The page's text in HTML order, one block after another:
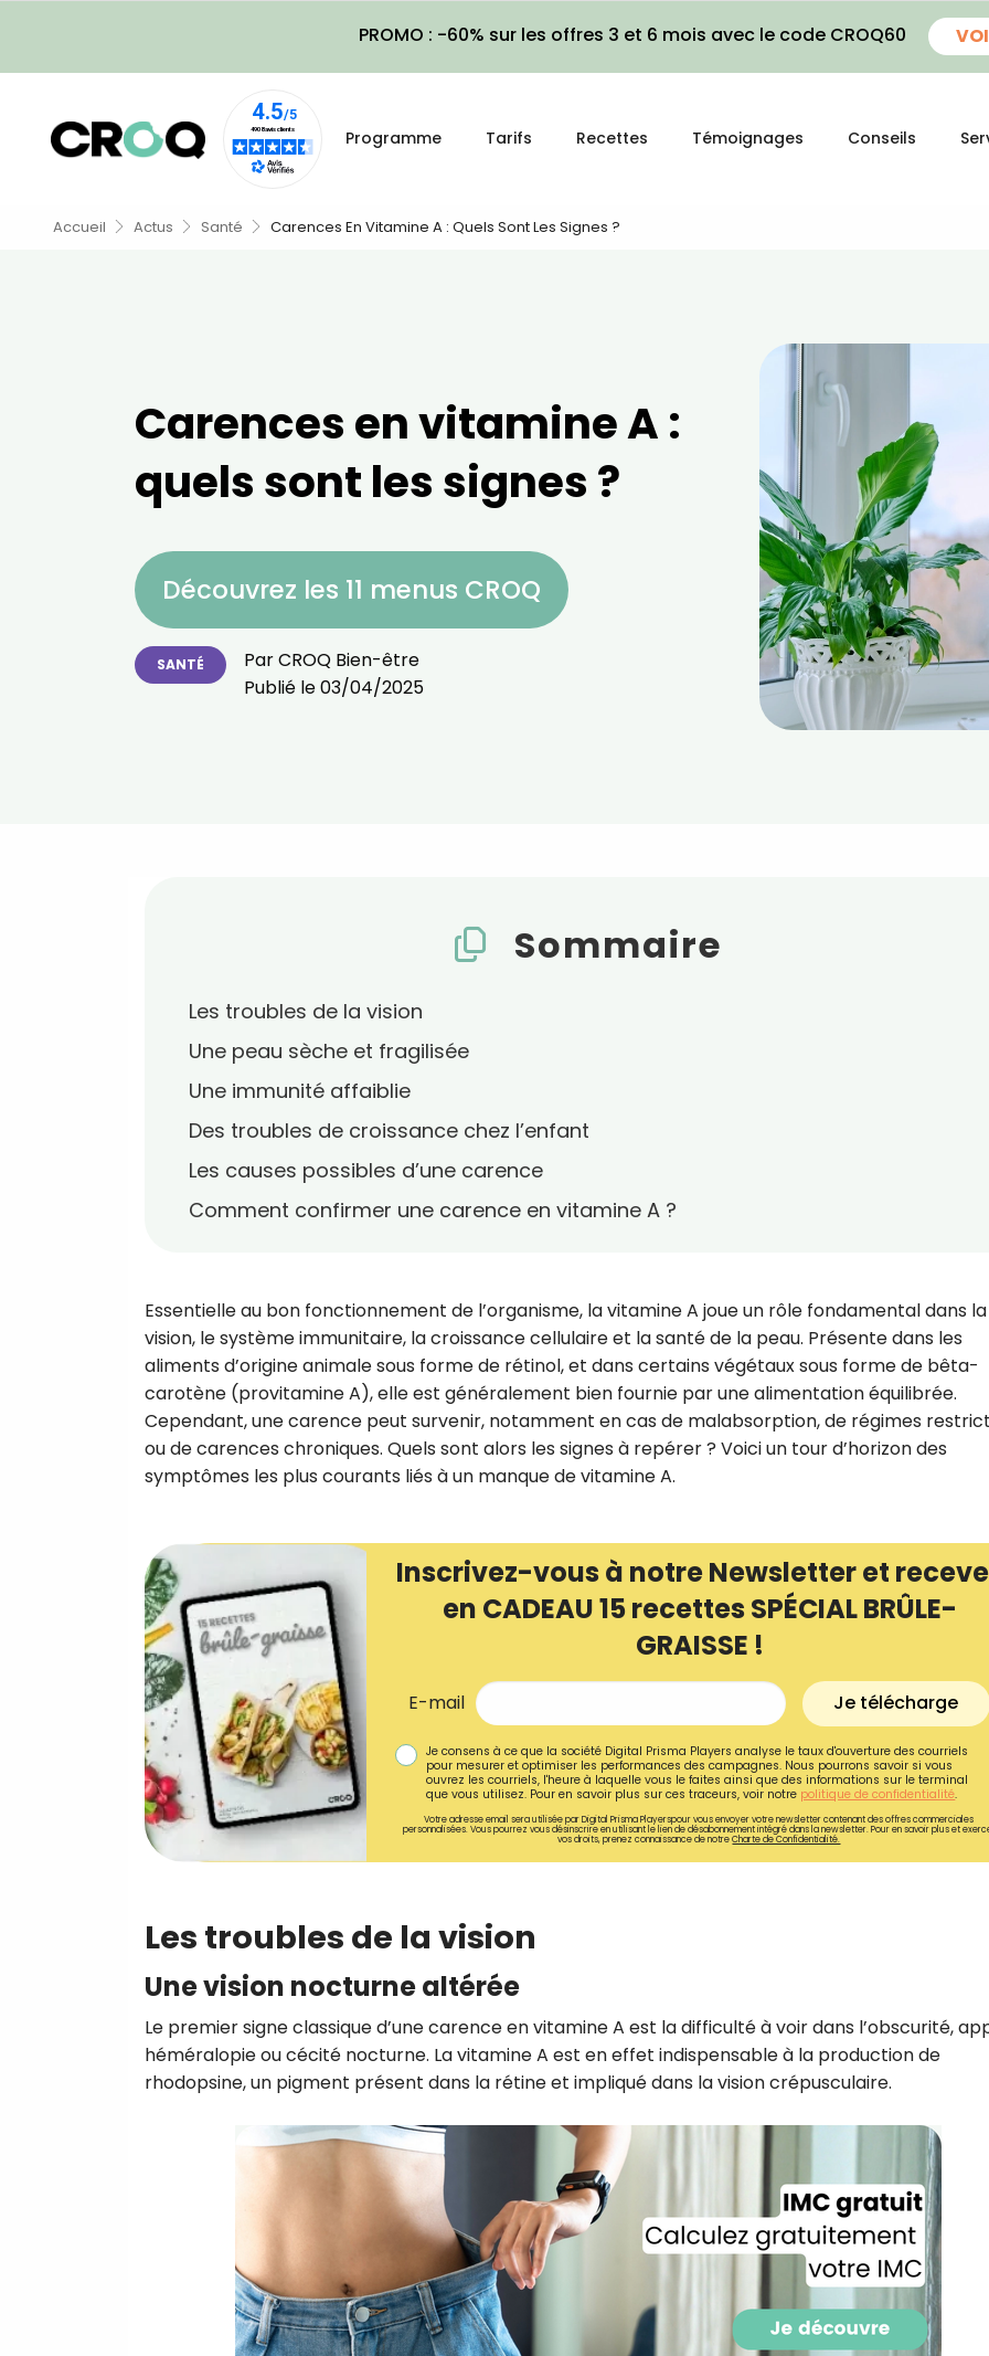
PROMO : -60% sur les offres 3 et 6 mois avec le code CROQ60
Programme Tarifs Recettes Témoignages Conseils
Accueil Actus Santé Carences En Vitamine A : Quels Sont Les Signes ?
Carences en vitamine A :
quels sont les signes ?
Découvrez les 11 menus CROQ
SANTÉ ParCROQ Bien-être
Publié le03/04/2025
Sommaire
Les troubles de la vision
Une peau sèche et fragilisée
Une immunité affaiblie
Des troubles de croissance chez l’enfant
Les causes possibles d’une carence
Comment confirmer une carence en vitamine A ?
Essentielle au bon fonctionnement de l’organisme, la vitamine A joue un rôle fondamental dans la
vision, le système immunitaire, la croissance cellulaire et la santé de la peau. Présente dans les
aliments d’origine animale sous forme de rétinol, et dans certains végétaux sous forme de bêta-
carotène (provitamine A), elle est généralement bien fournie par une alimentation équilibrée.
Cependant, une carence peut survenir, notamment en cas de malabsorption, de régimes
ou de carences chroniques. Quels sont alors les signes à repérer ? Voici un tour d’horizon des
symptômes les plus courants liés à un manque de vitamine A.
Inscrivez-vous à notre Newsletter et
en CADEAU 15 recettes SPÉCIAL BRÛLE-
GRAISSE !
E-mail Je télécharge
Je consens à ce que la société Digital Prisma Players analyse le taux d'ouverture des courriels
pour mesurer et optimiser les performances des campagnes. Nous pourrons savoir si vous
ouvrez les courriels, l'heure à laquelle vous le faites ainsi que des informations sur le terminal
que vous utilisez. Pour en savoir plus sur ces traceurs, voir notre politique de confidentialité.
Votre adresse email sera utilisée par Digital Prisma Playerspour vous envoyer votre newsletter contenant des offres commerciales
personnalisées. Vous pourrez vous désinscrire en utilisant le lien de désabonnement intégré dans la newsletter. Pour en savoir plus et
vos droits, prenez connaissance de notreCharte de Confidentialité.
Les troubles de la vision
Une vision nocturne altérée
Le premier signe classique d’une carence en vitamine A est la difficulté à voir dans l’obscurité,
héméralopie ou cécité nocturne. La vitamine A est en effet indispensable à la production de
rhodopsine, un pigment présent dans la rétine et impliqué dans la vision crépusculaire.
Recevez
Prisma Players analyse le taux
des courriels pour mesurer et
performances des campagnes.
pourrons savoir si vous ouvrez les
l'heure à laquelle vous le faites
des informations sur le terminal
utilisez. Pour en savoir plus sur ces
voir notrepolitique de
Je reçois mon cadeau !